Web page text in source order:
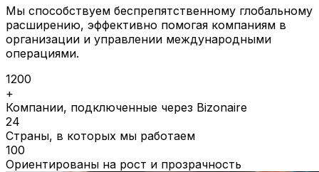
Мы способствуем беспрепятственному глобальному
расширению, эффективно помогая компаниям в
организации и управлении международными
операциями.
1200
+
Компании, подключенные через Bizonaire
24
Страны, в которых мы работаем
100
Ориентированы на рост и прозрачность